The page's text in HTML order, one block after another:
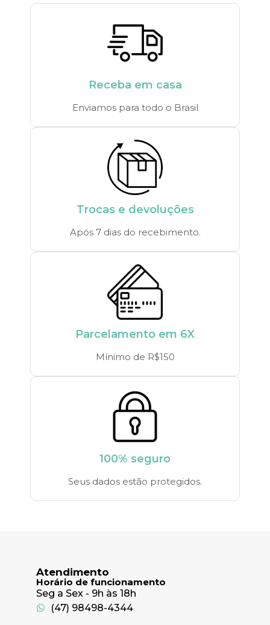
Receba em casa
Enviamos para todo o Brasil
Trocas e devoluções
Após 7 dias do recebimento.
Parcelamento em 6X
Mínimo de R$150
100% seguro
Seus dados estão protegidos.
Atendimento
Horário de funcionamento
Seg a Sex - 9h às 18h
(47) 98498-4344